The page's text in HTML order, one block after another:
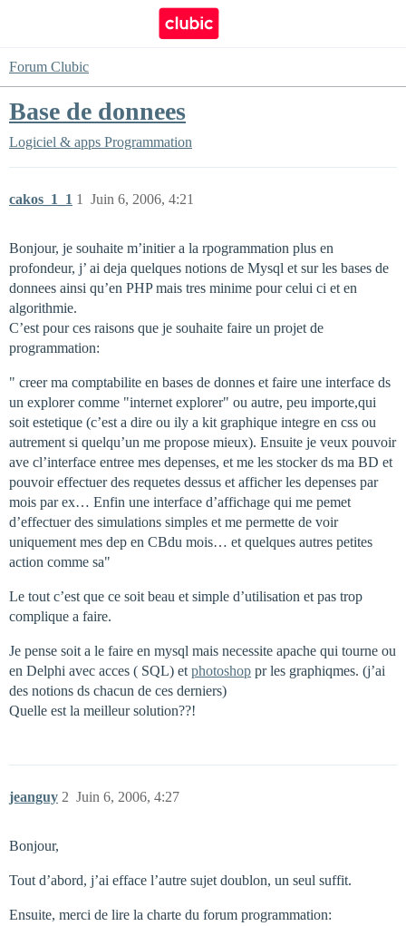
Forum Clubic
Base de donnees
Logiciel & apps Programmation
cakos_1_1 Juin 6, 2006, 4:21
1
Bonjour, je souhaite m’initier a la rpogrammation plus en
profondeur, j’ ai deja quelques notions de Mysql et sur les bases de
donnees ainsi qu’en PHP mais tres minime pour celui ci et en
algorithmie.
C’est pour ces raisons que je souhaite faire un projet de
programmation:
" creer ma comptabilite en bases de donnes et faire une interface ds
un explorer comme "internet explorer" ou autre, peu importe,qui
soit estetique (c’est a dire ou ily a kit graphique integre en css ou
autrement si quelqu’un me propose mieux). Ensuite je veux pouvoir
ave cl’interface entree mes depenses, et me les stocker ds ma BD et
pouvoir effectuer des requetes dessus et afficher les depenses par
mois par ex… Enfin une interface d’affichage qui me pemet
d’effectuer des simulations simples et me permette de voir
uniquement mes dep en CBdu mois… et quelques autres petites
action comme sa"
Le tout c’est que ce soit beau et simple d’utilisation et pas trop
complique a faire.
Je pense soit a le faire en mysql mais necessite apache qui tourne ou
en Delphi avec acces ( SQL) et photoshop pr les graphiqmes. (j’ai
des notions ds chacun de ces derniers)
Quelle est la meilleur solution??!
jeanguy Juin 6, 2006, 4:27
2
Bonjour,
Tout d’abord, j’ai efface l’autre sujet doublon, un seul suffit.
Ensuite, merci de lire la charte du forum programmation: